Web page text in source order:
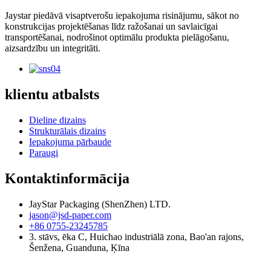
Jaystar piedāvā visaptverošu iepakojuma risinājumu, sākot no
konstrukcijas projektēšanas līdz ražošanai un savlaicīgai
transportēšanai, nodrošinot optimālu produkta pielāgošanu,
aizsardzību un integritāti.
klientu atbalsts
Dieline dizains
Strukturālais dizains
Iepakojuma pārbaude
Paraugi
Kontaktinformācija
JayStar Packaging (ShenZhen) LTD.
jason@jsd-paper.com
+86 0755-23245785
3. stāvs, ēka C, Huichao industriālā zona, Bao'an rajons,
Šenžena, Guanduna, Ķīna